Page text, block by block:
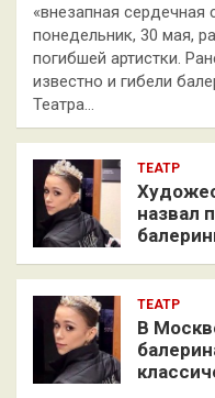
«внезапная сердечная
понедельник, 30 мая,
погибшей артистки.
известно и гибели
Театра…
ТЕАТР
назвал
ТЕАТР
В